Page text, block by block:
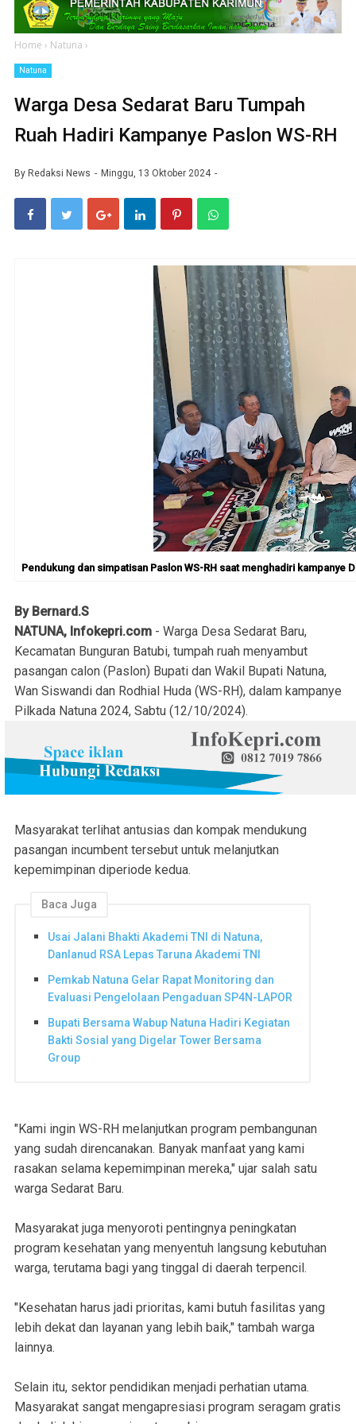
Home › Natuna ›
Natuna
Warga Desa Sedarat Baru Tumpah
Ruah Hadiri Kampanye Paslon WS-RH
By Redaksi News Minggu, 13 Oktober 2024
Pendukung dan simpatisan Paslon WS-RH saat menghadiri
By Bernard.S
NATUNA, Infokepri.com - Warga Desa Sedarat Baru,
Kecamatan Bunguran Batubi, tumpah ruah menyambut
pasangan calon (Paslon) Bupati dan Wakil Bupati Natuna,
Wan Siswandi dan Rodhial Huda (WS-RH), dalam kampanye
Pilkada Natuna 2024, Sabtu (12/10/2024).
Masyarakat terlihat antusias dan kompak mendukung
pasangan incumbent tersebut untuk melanjutkan
kepemimpinan diperiode kedua.
Baca Juga
Usai Jalani Bhakti Akademi TNI di Natuna,
Danlanud RSA Lepas Taruna Akademi TNI
Pemkab Natuna Gelar Rapat Monitoring dan
Evaluasi Pengelolaan Pengaduan SP4N-LAPOR
Bupati Bersama Wabup Natuna Hadiri Kegiatan
Bakti Sosial yang Digelar Tower Bersama
Group
"Kami ingin WS-RH melanjutkan program pembangunan
yang sudah direncanakan. Banyak manfaat yang kami
rasakan selama kepemimpinan mereka," ujar salah satu
warga Sedarat Baru.
Masyarakat juga menyoroti pentingnya peningkatan
program kesehatan yang menyentuh langsung kebutuhan
warga, terutama bagi yang tinggal di daerah terpencil.
"Kesehatan harus jadi prioritas, kami butuh fasilitas yang
lebih dekat dan layanan yang lebih baik," tambah warga
lainnya.
Selain itu, sektor pendidikan menjadi perhatian utama.
Masyarakat sangat mengapresiasi program seragam gratis